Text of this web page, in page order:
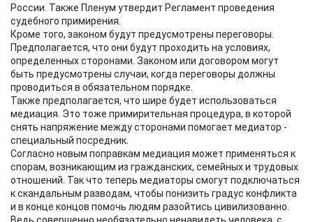
России. Также Пленум утвердит Регламент проведения
судебного примирения.
Кроме того, законом будут предусмотрены переговоры.
Предполагается, что они будут проходить на условиях,
определенных сторонами. Законом или договором могут
быть предусмотрены случаи, когда переговоры должны
проводиться в обязательном порядке.
Также предполагается, что шире будет использоваться
медиация. Это тоже примирительная процедура, в которой
снять напряжение между сторонами помогает медиатор -
специальный посредник.
Согласно новым поправкам медиация может применяться к
спорам, возникающим из гражданских, семейных и трудовых
отношений. Так что теперь медиаторы смогут подключаться
к скандальным разводам, чтобы понизить градус конфликта
и в конце концов помочь людям разойтись цивилизованно.